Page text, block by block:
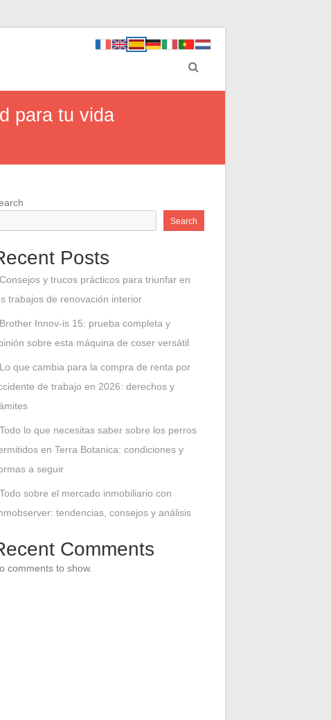
para tu vida
Search
Posts
Consejos y trucos prácticos para triunfar en
trabajos de renovación interior
Brother Innov-is 15: prueba completa y
sobre esta máquina de coser versátil
Lo que cambia para la compra de renta por
de trabajo en 2026: derechos y
Todo lo que necesitas saber sobre los perros
en Terra Botanica: condiciones y
a seguir
Todo sobre el mercado inmobiliario con
tendencias, consejos y análisis
Comments
comments to show.